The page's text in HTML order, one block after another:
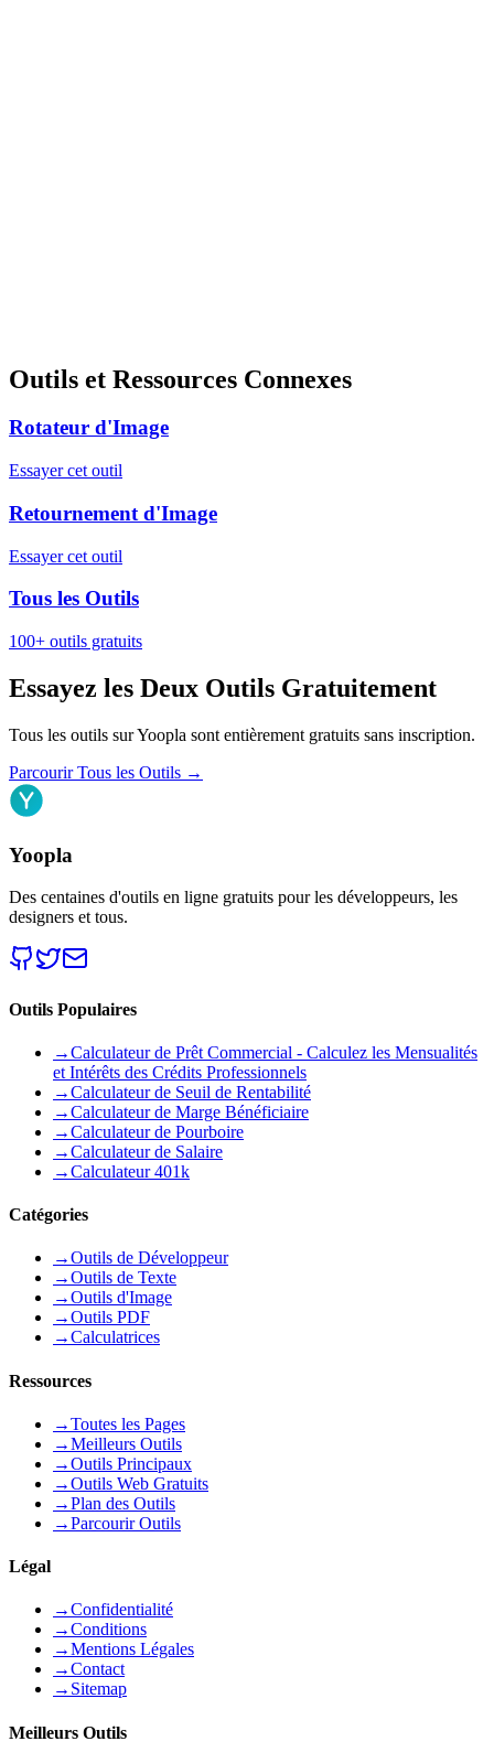
Outils et Ressources Connexes
Rotateur d'Image
Essayer cet outil
Retournement d'Image
Essayer cet outil
Tous les Outils
100+ outils gratuits
Essayez les Deux Outils Gratuitement
Tous les outils sur Yoopla sont entièrement gratuits sans inscription.
Parcourir Tous les Outils →
Yoopla
Des centaines d'outils en ligne gratuits pour les développeurs, les
designers et tous.
Outils Populaires
→Calculateur de Prêt Commercial - Calculez les Mensualités
et Intérêts des Crédits Professionnels
→Calculateur de Seuil de Rentabilité
→Calculateur de Marge Bénéficiaire
→Calculateur de Pourboire
→Calculateur de Salaire
→Calculateur 401k
Catégories
→Outils de Développeur
→Outils de Texte
→Outils d'Image
→Outils PDF
→Calculatrices
Ressources
→Toutes les Pages
→Meilleurs Outils
→Outils Principaux
→Outils Web Gratuits
→Plan des Outils
→Parcourir Outils
Légal
→Confidentialité
→Conditions
→Mentions Légales
→Contact
→ Sitemap
Meilleurs Outils